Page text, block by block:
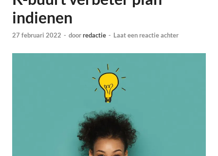
indienen
27 februari 2022 - doorredactie - Laat een reactie achter